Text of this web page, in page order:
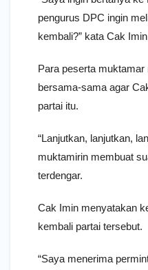
pengurus DPC ingin
kembali?” kata Cak
Para peserta
bersama-sama agar
partai itu.
“Lanjutkan, lanjutkan,
muktamirin membuat
terdengar.
Cak Imin menyatakan
kembali partai tersebut.
“Saya menerima